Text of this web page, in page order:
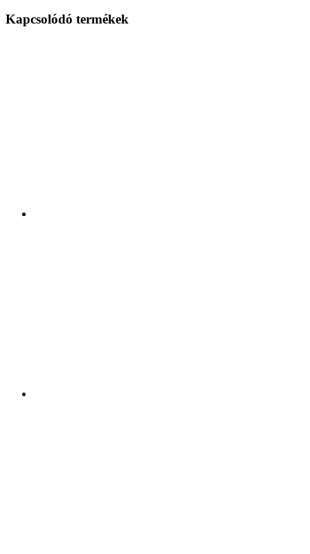
Kapcsolódó termékek